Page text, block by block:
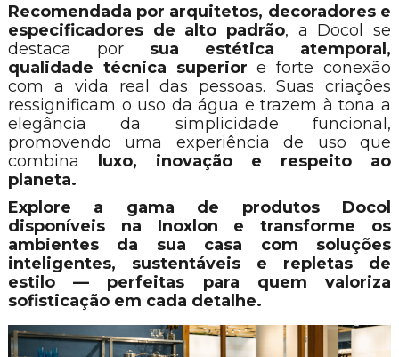
Recomendada por arquitetos, decoradores e
especificadores de alto padrão, a Docol se
destaca por sua estética atemporal,
qualidade técnica superior e forte conexão
com a vida real das pessoas. Suas criações
ressignificam o uso da água e trazem à tona a
elegância da simplicidade funcional,
promovendo uma experiência de uso que
combina luxo, inovação e respeito ao
planeta.
Explore a gama de produtos Docol
disponíveis na Inoxlon e transforme os
ambientes da sua casa com soluções
inteligentes, sustentáveis e repletas de
estilo — perfeitas para quem valoriza
sofisticação em cada detalhe.